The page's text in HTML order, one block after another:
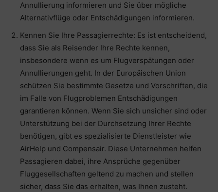
Annullierung informieren und Sie über mögliche
Alternativflüge oder Entschädigungen informieren.
Kennen Sie Ihre Passagierrechte: Es ist entscheidend,
dass Sie als Reisender Ihre Rechte kennen,
insbesondere wenn es um Flugverspätungen oder
Annullierungen geht. In der Europäischen Union
schützen Sie bestimmte Gesetze und Vorschriften, die
im Falle von Flugproblemen Entschädigungen
garantieren können. Wenn Sie sich unsicher sind oder
Unterstützung bei der Durchsetzung Ihrer Rechte
benötigen, gibt es spezialisierte Dienstleister wie
AirHelp und Compensair. Diese Unternehmen helfen
Passagieren dabei, ihre Ansprüche gegenüber
Fluggesellschaften geltend zu machen und stellen
sicher, dass Sie das erhalten, was Ihnen zusteht.